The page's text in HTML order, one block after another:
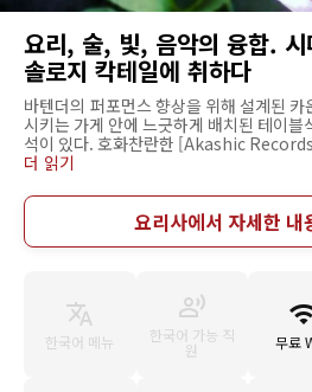
요리, 술, 빛, 음악의 융합. 시
솔로지 칵테일에 취하다
바텐더의 퍼포먼스 향상을 위해 설계된
시키는 가게 안에 느긋하게 배치된 테이블
석이 있다. 호화찬란한 [Akashic
께 본격적인 이탈리아 요리를 즐길 수 있습
코스도 준비되어 있습니다. 신선한 과일
를 자유자재로 취급하여 만들어지는 믹솔
는 과정부터 외형도 맛도 눈을 사로 잡습니
더 읽기
요리사에서 자세한 내
한국어 메뉴 한국어 가능 직
원 무료